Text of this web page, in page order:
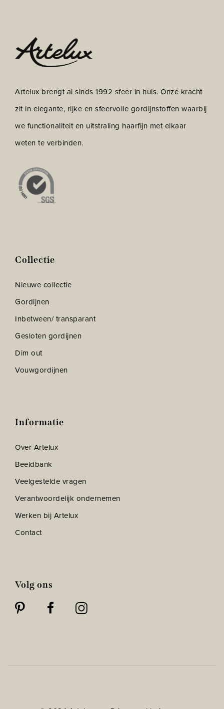
Artelux brengt al sinds 1992 sfeer in huis. Onze kracht
zit in elegante, rijke en sfeervolle gordijnstoffen waarbij
we functionaliteit en uitstraling haarfijn met elkaar
weten te verbinden.
Collectie
Nieuwe collectie
Gordijnen
Inbetween/ transparant
Gesloten gordijnen
Dim out
Vouwgordijnen
Informatie
Over Artelux
Beeldbank
Veelgestelde vragen
Verantwoordelijk ondernemen
Werken bij Artelux
Contact
Volg ons